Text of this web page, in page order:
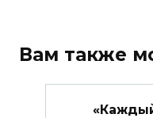
Вам также